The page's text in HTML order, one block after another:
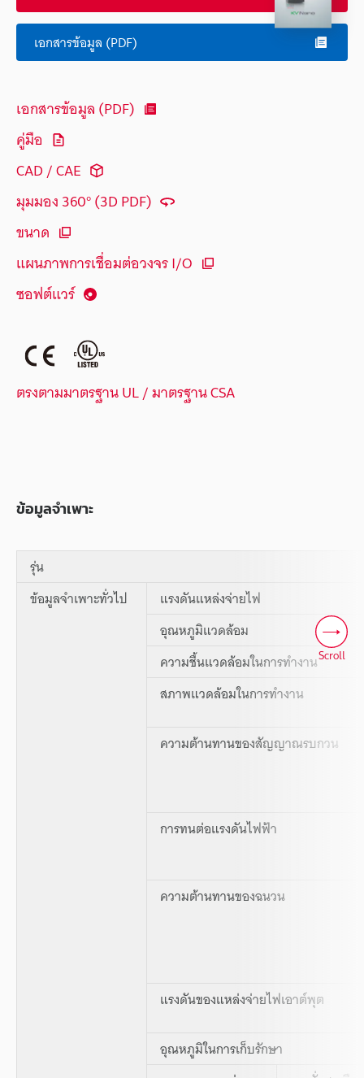
เอกสารข้อมูล (PDF)
เอกสารข้อมูล (PDF)
คู่มือ
CAD / CAE
มุมมอง 360° (3D PDF)
ขนาด
แผนภาพการเชื่อมต่อวงจร I/O
ซอฟต์แวร์
ตรงตามมาตรฐาน UL / มาตรฐาน CSA
ข้อมูลจำเพาะ
รุ่น
ข้อมูลจำเพาะทั่วไป
แรงดันแหล่งจ่ายไฟ
อุณหภูมิแวดล้อม
ความชื้นแวดล้อมในการทำงาน
สภาพแวดล้อมในการทำงาน
ความต้านทานของสัญญาณรบกวน
การทนต่อแรงดันไฟฟ้า
ความต้านทานของฉนวน
แรงดันของแหล่งจ่ายไฟเอาต์พุต
อุณหภูมิในการเก็บรักษา
Scroll